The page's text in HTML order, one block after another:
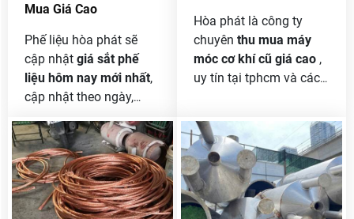
Mua Giá Cao
Phế liệu hòa phát sẽ
cập nhật giá sắt phế
liệu hôm nay mới nhất,
cập nhật theo ngày,
bắt thị trường sắt phế
liệu trong nước cũng
như ngoài nước và
chúng tôi sẽ luôn thu
mua giá cao các loại
Hòa phát là công ty
chuyên thu mua máy
móc cơ khí cũ giá cao ,
uy tín tại tphcm và các
cơ khí cũ với khối lượng
lớn không giới hạn của
công ty bán thanh lý
mọi chi tiết xin liên hệ [
0985 050 716 ] để được